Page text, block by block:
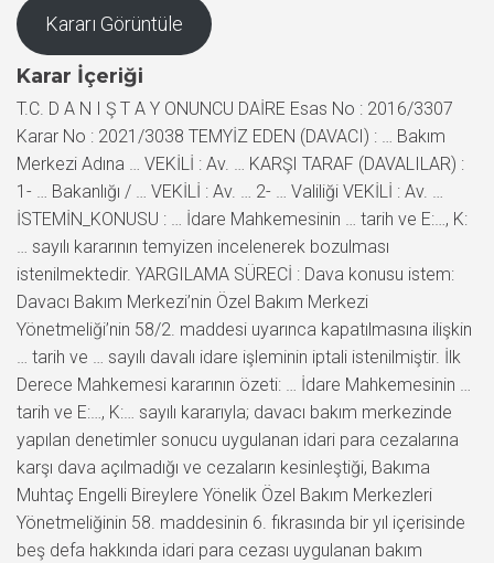
Kararı Görüntüle
Karar İçeriği
T.C. D A N I Ş T A Y ONUNCU DAİRE Esas No : 2016/3307
Karar No : 2021/3038 TEMYİZ EDEN (DAVACI) : … Bakım
Merkezi Adına … VEKİLİ : Av. … KARŞI TARAF (DAVALILAR) :
1- … Bakanlığı / … VEKİLİ : Av. … 2- … Valiliği VEKİLİ : Av. …
İSTEMİN_KONUSU : … İdare Mahkemesinin … tarih ve E:…, K:
… sayılı kararının temyizen incelenerek bozulması
istenilmektedir. YARGILAMA SÜRECİ : Dava konusu istem:
Davacı Bakım Merkezi’nin Özel Bakım Merkezi
Yönetmeliği’nin 58/2. maddesi uyarınca kapatılmasına ilişkin
… tarih ve … sayılı davalı idare işleminin iptali istenilmiştir. İlk
Derece Mahkemesi kararının özeti: … İdare Mahkemesinin …
tarih ve E:…, K:… sayılı kararıyla; davacı bakım merkezinde
yapılan denetimler sonucu uygulanan idari para cezalarına
karşı dava açılmadığı ve cezaların kesinleştiği, Bakıma
Muhtaç Engelli Bireylere Yönelik Özel Bakım Merkezleri
Yönetmeliğinin 58. maddesinin 6. fıkrasında bir yıl içerisinde
beş defa hakkında idari para cezası uygulanan bakım